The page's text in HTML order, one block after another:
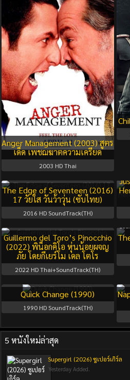
Anger Management (2003) สูตร
เด็ด เพชฌฆาตความเครียด
2003 HD Thai
The Edge of Seventeen (2016)
17 วัยใส วันว้าวุ่น (ซับไทย)
2016 HD SoundTrack(TH)
Guillermo del Toro’s Pinocchio
(2022) พิน็อกคิโอ หุ่นน้อยผจญ
ภัย โดยกีเยร์โม เดล โตโร
2022 HD Thai+SoundTrack(TH)
Quick Change (1990)
1990HD SoundTrack(TH)
5 หนังใหม่ล่าสุด
Supergirl (2026) ซูเปอร์เกิร์ล
Yesterday Added.